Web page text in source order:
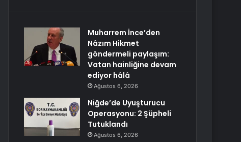
Muharrem İnce’den
Nâzım Hikmet
göndermeli paylaşım:
Vatan hainliğine devam
ediyor hâlâ
Ağustos 6, 2026
Niğde’de Uyuşturucu
Operasyonu: 2 Şüpheli
Tutuklandı
Ağustos 6, 2026